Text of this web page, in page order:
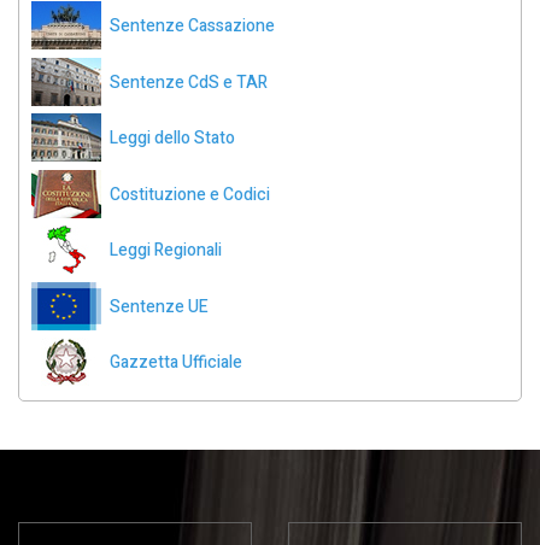
Sentenze Cassazione
Sentenze CdS e TAR
Leggi dello Stato
Costituzione e Codici
Leggi Regionali
Sentenze UE
Gazzetta Ufficiale